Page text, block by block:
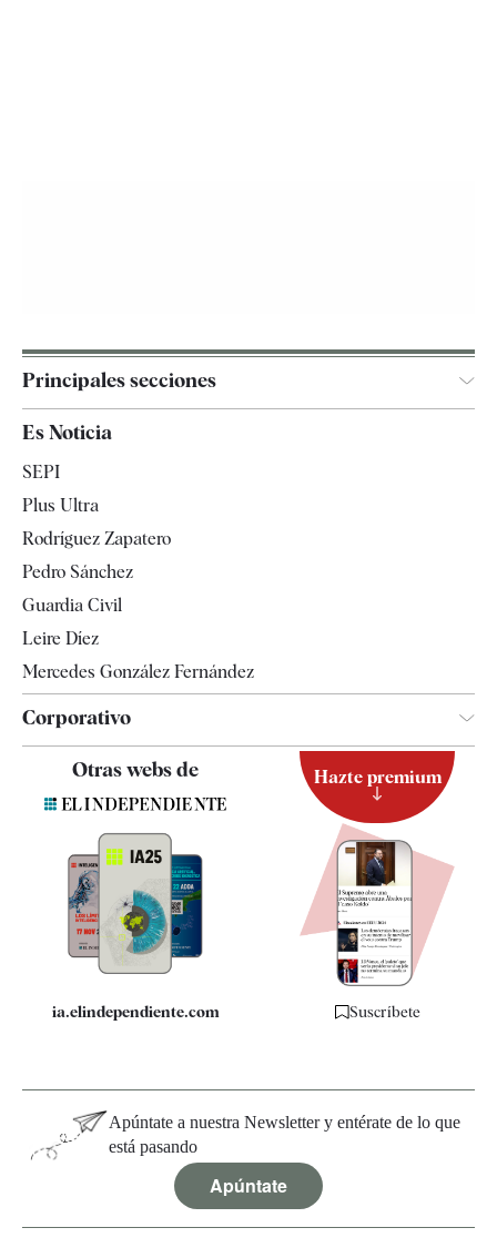
Principales secciones
España
Televisión
Es Noticia
SEPI
Plus Ultra
Rodríguez Zapatero
Pedro Sánchez
Guardia Civil
Leire Díez
Mercedes González Fernández
Corporativo
Contacto
Quiénes somos
Especificaciones
Otras webs de
ia.elindependiente.com
Hazte premium
Suscríbete
Apúntate a nuestra Newsletter y entérate de lo que
está pasando
Apúntate